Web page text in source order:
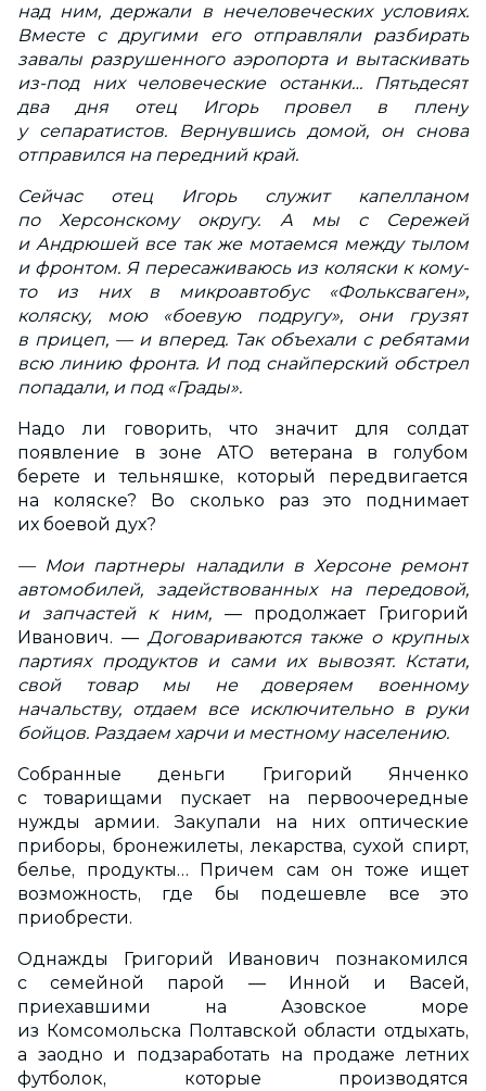
над ним, держали в нечеловеческих условиях.
Вместе с другими его отправляли разбирать
завалы разрушенного аэропорта и вытаскивать
из-под них человеческие останки… Пятьдесят
два дня отец Игорь провел в плену
у сепаратистов. Вернувшись домой, он снова
отправился на передний край.
Сейчас отец Игорь служит капелланом
по Херсонскому округу. А мы с Сережей
и Андрюшей все так же мотаемся между тылом
и фронтом. Я пересаживаюсь из коляски к кому-
то из них в микроавтобус «Фольксваген»,
коляску, мою «боевую подругу», они грузят
в прицеп, — и вперед. Так объехали с ребятами
всю линию фронта. И под снайперский обстрел
попадали, и под «Грады».
Надо ли говорить, что значит для солдат
появление в зоне АТО ветерана в голубом
берете и тельняшке, который передвигается
на коляске? Во сколько раз это поднимает
их боевой дух?
— Мои партнеры наладили в Херсоне ремонт
автомобилей, задействованных на передовой,
и запчастей к ним, — продолжает Григорий
Иванович. — Договариваются также о крупных
партиях продуктов и сами их вывозят. Кстати,
свой товар мы не доверяем военному
начальству, отдаем все исключительно в руки
бойцов. Раздаем харчи и местному населению.
Собранные деньги Григорий Янченко
с товарищами пускает на первоочередные
нужды армии. Закупали на них оптические
приборы, бронежилеты, лекарства, сухой спирт,
белье, продукты… Причем сам он тоже ищет
возможность, где бы подешевле все это
приобрести.
Однажды Григорий Иванович познакомился
с семейной парой — Инной и Васей,
приехавшими на Азовское море
из Комсомольска Полтавской области отдыхать,
а заодно и подзаработать на продаже летних
футболок, которые производятся